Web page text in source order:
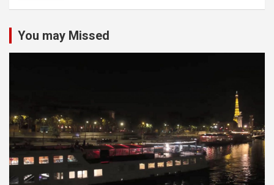
You may Missed